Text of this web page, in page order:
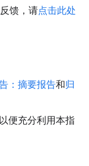
馈，请点击此处
：摘要报告和归
以便充分利用本指